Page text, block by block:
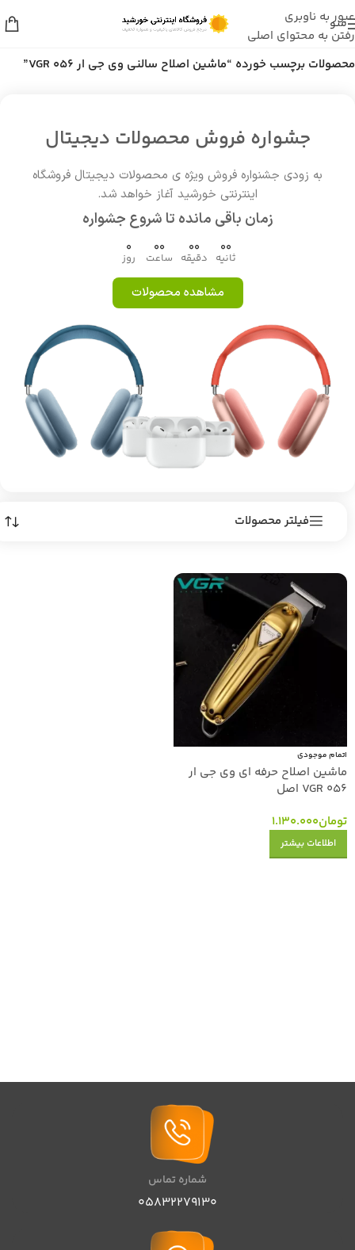
عبور به ناوبری
رفتن به محتوای اصلی
منو
خانه/
محصولات برچسب خورده “ماشین اصلاح سالنی وی جی ار VGR 056”
جشواره فروش محصولات دیجیتال
به زودی جشنواره فروش ویژه ی محصولات دیجیتال فروشگاه
اینترنتی خورشید آغاز خواهد شد.
زمان باقی مانده تا شروع جشواره
0
روز
00
ساعت
00
دقیقه
00
ثانیه
مشاهده محصولات
فیلتر محصولات
اتمام موجودی
ماشین اصلاح حرفه ای وی جی ار
VGR 056 اصل
تومان1.130.000
اطلاعات بیشتر
شماره تماس
05832279130